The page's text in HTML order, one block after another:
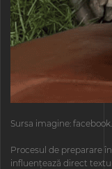
Sursa imagine:
Procesul de preparare
influențează direct